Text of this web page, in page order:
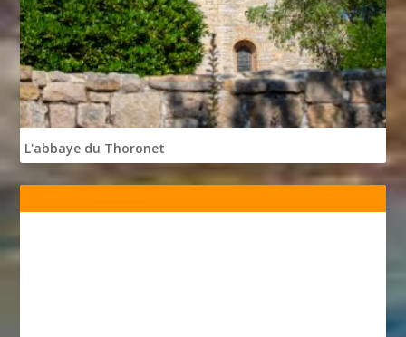
L'abbaye du Thoronet